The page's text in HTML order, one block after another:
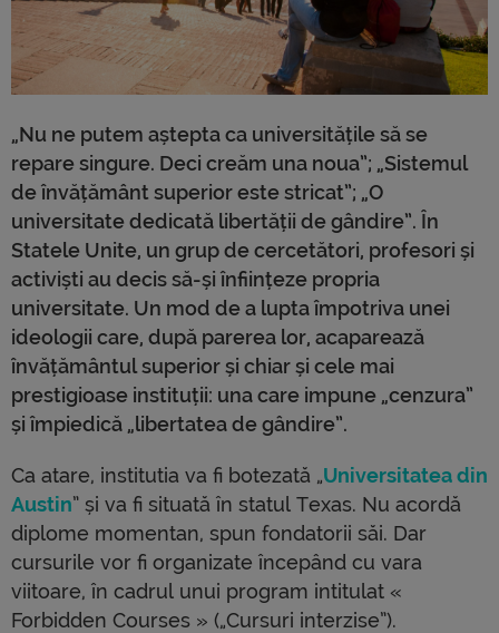
„Nu ne putem aștepta ca universitățile să se
repare singure. Deci creăm una noua”; „Sistemul
de învățământ superior este stricat”; „O
universitate dedicată libertății de gândire”. În
Statele Unite, un grup de cercetători, profesori și
activiști au decis să-și înființeze propria
universitate. Un mod de a lupta împotriva unei
ideologii care, după parerea lor, acaparează
învățământul superior și chiar și cele mai
prestigioase instituții: una care impune „cenzura”
și împiedică „libertatea de gândire”.
Ca atare, institutia va fi botezată „Universitatea din
Austin” și va fi situată în statul Texas. Nu acordă
diplome momentan, spun fondatorii săi. Dar
cursurile vor fi organizate începând cu vara
viitoare, în cadrul unui program intitulat «
Forbidden Courses » („Cursuri interzise”).